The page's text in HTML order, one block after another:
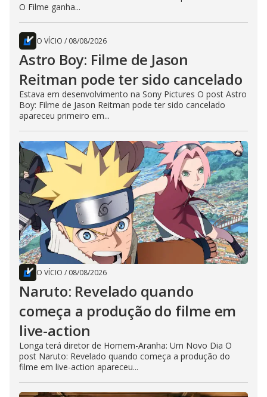
O Filme ganha...
O VÍCIO / 08/08/2026
Astro Boy: Filme de Jason
Reitman pode ter sido cancelado
Estava em desenvolvimento na Sony Pictures O post Astro
Boy: Filme de Jason Reitman pode ter sido cancelado
apareceu primeiro em...
O VÍCIO / 08/08/2026
Naruto: Revelado quando
começa a produção do filme em
live-action
Longa terá diretor de Homem-Aranha: Um Novo Dia O
post Naruto: Revelado quando começa a produção do
filme em live-action apareceu...